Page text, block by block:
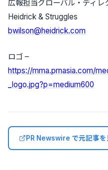
広報担当グローバル・ディレ
Heidrick & Struggles
bwilson@heidrick.com
ロゴ –
https://mma.prnasia.com/
_logo.jpg?p=medium600
PR Newswire で元記事を